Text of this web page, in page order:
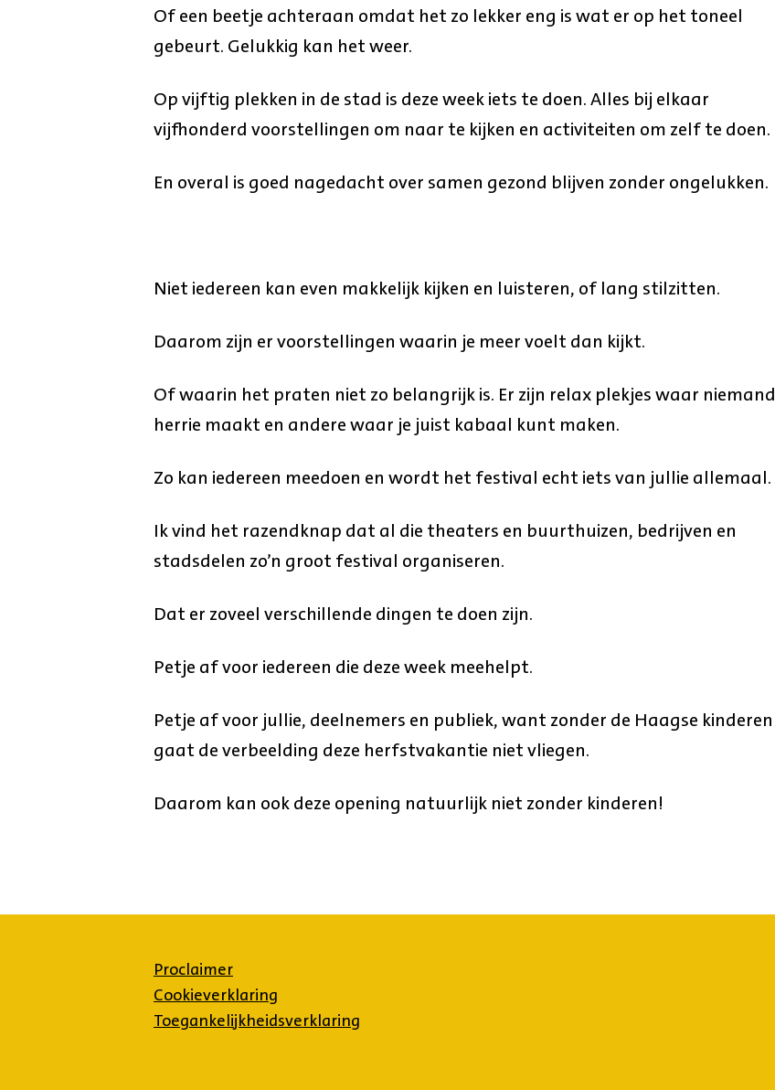
Of een beetje achteraan omdat het zo lekker eng is wat er op het toneel
gebeurt. Gelukkig kan het weer.
Op vijftig plekken in de stad is deze week iets te doen. Alles bij elkaar
vijfhonderd voorstellingen om naar te kijken en activiteiten om zelf te doen.
En overal is goed nagedacht over samen gezond blijven zonder ongelukken.
Niet iedereen kan even makkelijk kijken en luisteren, of lang stilzitten.
Daarom zijn er voorstellingen waarin je meer voelt dan kijkt.
Of waarin het praten niet zo belangrijk is. Er zijn relax plekjes waar niemand
herrie maakt en andere waar je juist kabaal kunt maken.
Zo kan iedereen meedoen en wordt het festival echt iets van jullie allemaal.
Ik vind het razendknap dat al die theaters en buurthuizen, bedrijven en
stadsdelen zo’n groot festival organiseren.
Dat er zoveel verschillende dingen te doen zijn.
Petje af voor iedereen die deze week meehelpt.
Petje af voor jullie, deelnemers en publiek, want zonder de Haagse kinderen
gaat de verbeelding deze herfstvakantie niet vliegen.
Daarom kan ook deze opening natuurlijk niet zonder kinderen!
Proclaimer
Cookieverklaring
Toegankelijkheidsverklaring